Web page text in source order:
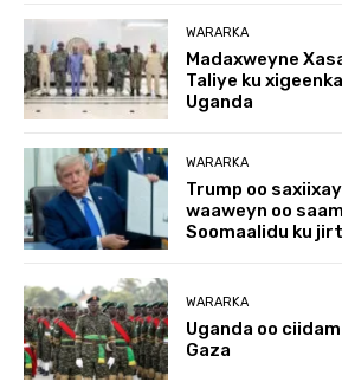
WARARKA
Madaxweyne
Taliye ku
Uganda
WARARKA
Trump oo
waaweyn oo
Soomaalidu ku
WARARKA
Uganda oo
Gaza